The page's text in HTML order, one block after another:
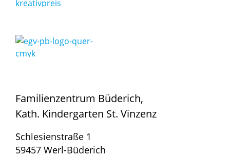
Familienzentrum Büderich,
Kath. Kindergarten St. Vinzenz
Schlesienstraße 1
59457 Werl-Büderich